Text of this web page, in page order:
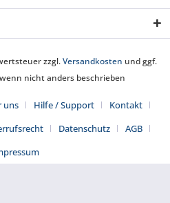
zzgl.Versandkosten und ggf.
nicht anders beschrieben
uns Hilfe / Support
Kontakt
Datenschutz
AGB